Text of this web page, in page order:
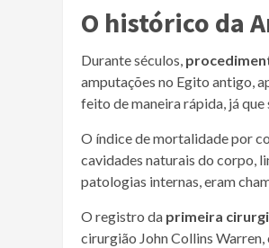
O histórico da
Durante séculos,
amputações no Egito antigo,
feito de maneira rápida, já
O índice de mortalidade por
cavidades naturais do corpo,
patologias internas, eram
O registro da primeira
cirurgião John Collins